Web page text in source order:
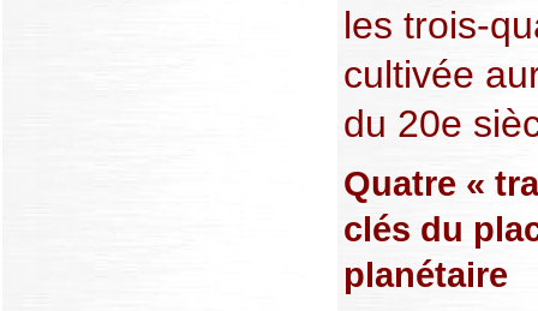
les trois-
cultivée
du 20e
Quatre «
clés du
planétaire